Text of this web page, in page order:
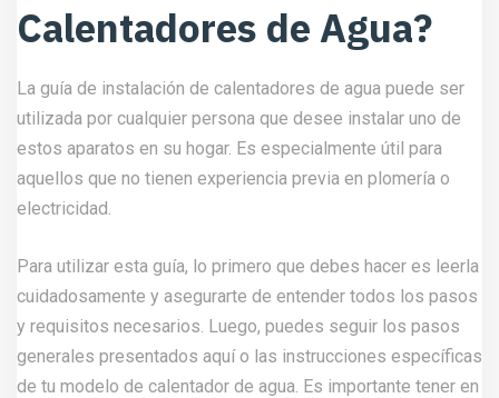
Calentadores de Agua?
La guía de instalación de calentadores de agua puede ser
utilizada por cualquier persona que desee instalar uno de
estos aparatos en su hogar. Es especialmente útil para
aquellos que no tienen experiencia previa en plomería o
electricidad.
Para utilizar esta guía, lo primero que debes hacer es leerla
cuidadosamente y asegurarte de entender todos los pasos
y requisitos necesarios. Luego, puedes seguir los pasos
generales presentados aquí o las instrucciones específicas
de tu modelo de calentador de agua. Es importante tener en